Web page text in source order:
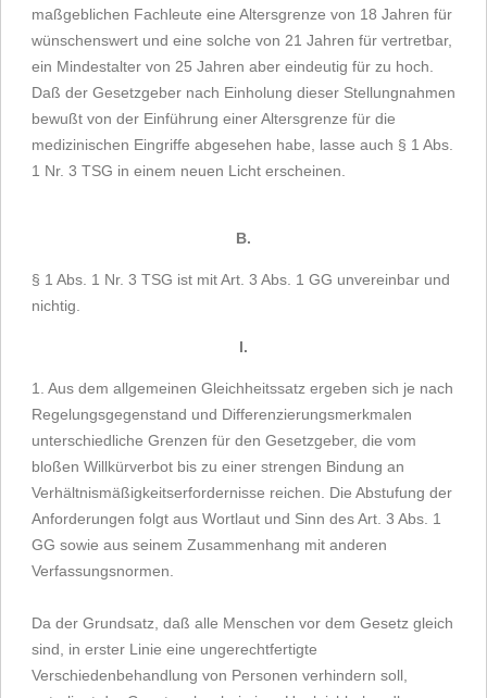
maßgeblichen Fachleute eine Altersgrenze von 18 Jahren für
wünschenswert und eine solche von 21 Jahren für vertretbar,
ein Mindestalter von 25 Jahren aber eindeutig für zu hoch.
Daß der Gesetzgeber nach Einholung dieser Stellungnahmen
bewußt von der Einführung einer Altersgrenze für die
medizinischen Eingriffe abgesehen habe, lasse auch § 1 Abs.
1 Nr. 3 TSG in einem neuen Licht erscheinen.
B.
§ 1 Abs. 1 Nr. 3 TSG ist mit Art. 3 Abs. 1 GG unvereinbar und
nichtig.
I.
1. Aus dem allgemeinen Gleichheitssatz ergeben sich je nach
Regelungsgegenstand und Differenzierungsmerkmalen
unterschiedliche Grenzen für den Gesetzgeber, die vom
bloßen Willkürverbot bis zu einer strengen Bindung an
Verhältnismäßigkeitserfordernisse reichen. Die Abstufung der
Anforderungen folgt aus Wortlaut und Sinn des Art. 3 Abs. 1
GG sowie aus seinem Zusammenhang mit anderen
Verfassungsnormen.
Da der Grundsatz, daß alle Menschen vor dem Gesetz gleich
sind, in erster Linie eine ungerechtfertigte
Verschiedenbehandlung von Personen verhindern soll,